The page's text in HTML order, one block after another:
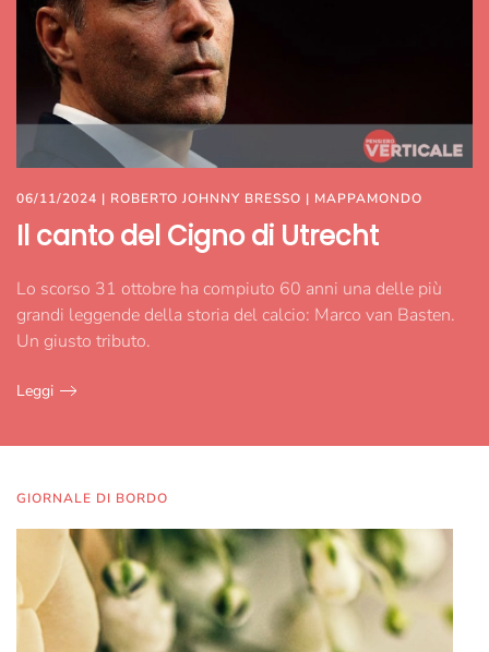
06/11/2024 | ROBERTO JOHNNY BRESSO | MAPPAMONDO
Il canto del Cigno di Utrecht
Lo scorso 31 ottobre ha compiuto 60 anni una delle più
grandi leggende della storia del calcio: Marco van Basten.
Un giusto tributo.
Leggi
GIORNALE DI BORDO